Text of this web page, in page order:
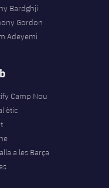
Bardghji
Gordon
Adeyemi
Camp Nou
ètic
a les Barça